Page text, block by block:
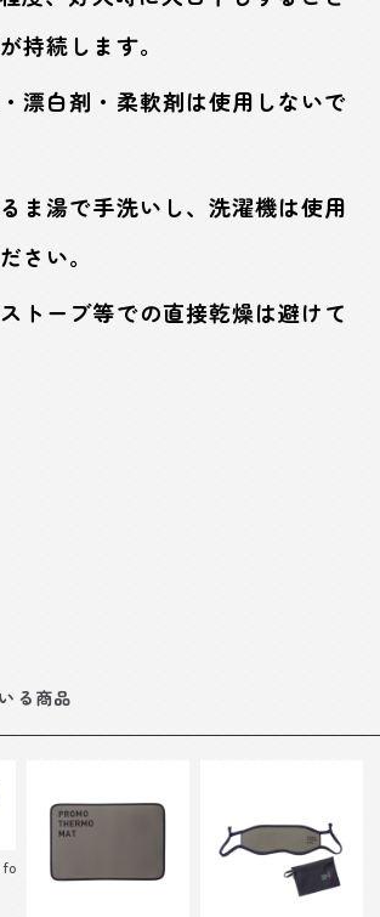
持続します。
漂白剤・柔軟剤は使用しないで
ま湯で手洗いし、洗濯機は使用
さい。
トーブ等での直接乾燥は避けて
る商品
fo